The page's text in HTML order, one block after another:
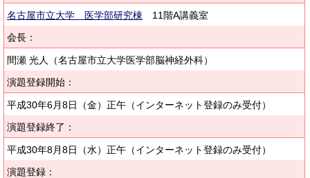
名古屋市立大学 医学部研究棟 11階A講義室
会長：
間瀬 光人（名古屋市立大学医学部脳神経外科）
演題登録開始：
平成30年6月8日（金）正午（インターネット登録のみ受付）
演題登録終了：
平成30年8月8日（水）正午（インターネット登録のみ受付）
演題登録：